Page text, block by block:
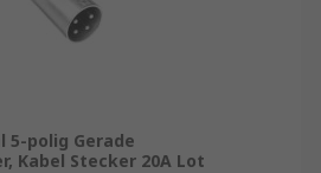
polig Gerade
Kabel Stecker 20A Lot